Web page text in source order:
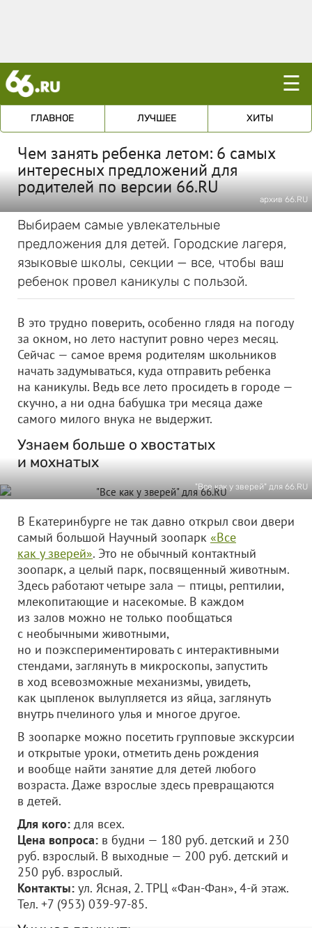
☰
ГЛАВНОЕ ЛУЧШЕЕ ХИТЫ
Чем занять ребенка летом: 6 самых
интересных предложений для
родителей по версии 66.RU
архив 66.RU
Выбираем самые увлекательные
предложения для детей. Городские лагеря,
языковые школы, секции — все, чтобы ваш
ребенок провел каникулы с пользой.
В это трудно поверить, особенно глядя на погоду
за окном, но лето наступит ровно через месяц.
Сейчас — самое время родителям школьников
начать задумываться, куда отправить ребенка
на каникулы. Ведь все лето просидеть в городе —
скучно, а ни одна бабушка три месяца даже
самого милого внука не выдержит.
Узнаем больше о хвостатых
и мохнатых
"Все как у зверей" для 66.RU
В Екатеринбурге не так давно открыл свои двери
самый большой Научный зоопарк «Все
как у зверей». Это не обычный контактный
зоопарк, а целый парк, посвященный животным.
Здесь работают четыре зала — птицы, рептилии,
млекопитающие и насекомые. В каждом
из залов можно не только пообщаться
с необычными животными,
но и поэкспериментировать с интерактивными
стендами, заглянуть в микроскопы, запустить
в ход всевозможные механизмы, увидеть,
как цыпленок вылупляется из яйца, заглянуть
внутрь пчелиного улья и многое другое.
В зоопарке можно посетить групповые экскурсии
и открытые уроки, отметить день рождения
и вообще найти занятие для детей любого
возраста. Даже взрослые здесь превращаются
в детей.
Для кого: для всех.
Цена вопроса: в будни — 180 руб. детский и 230
руб. взрослый. В выходные — 200 руб. детский и
250 руб. взрослый.
Контакты: ул. Ясная, 2. ТРЦ «Фан-Фан», 4-й этаж.
Тел. +7 (953) 039-97-85.